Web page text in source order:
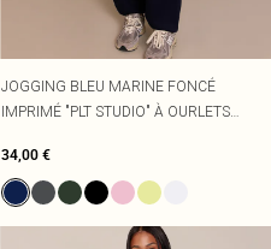
JOGGING BLEU MARINE FONCÉ
IMPRIMÉ "PLT STUDIO" À OURLETS
34,00 €